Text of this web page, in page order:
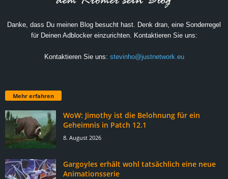
Danke, dass Du meinen Blog besucht hast. Denk dran, eine Sonderregel
für Deinen Adblocker einzurichten. Kontaktieren Sie uns:
Kontaktieren Sie uns: stevinho@justnetwork.eu
Mehr erfahren
WoW: Jimothy ist die Belohnung für ein
Geheimnis in Patch 12.1
8. August 2026
Gargoyles erhält wohl tatsächlich eine neue
Animationsserie